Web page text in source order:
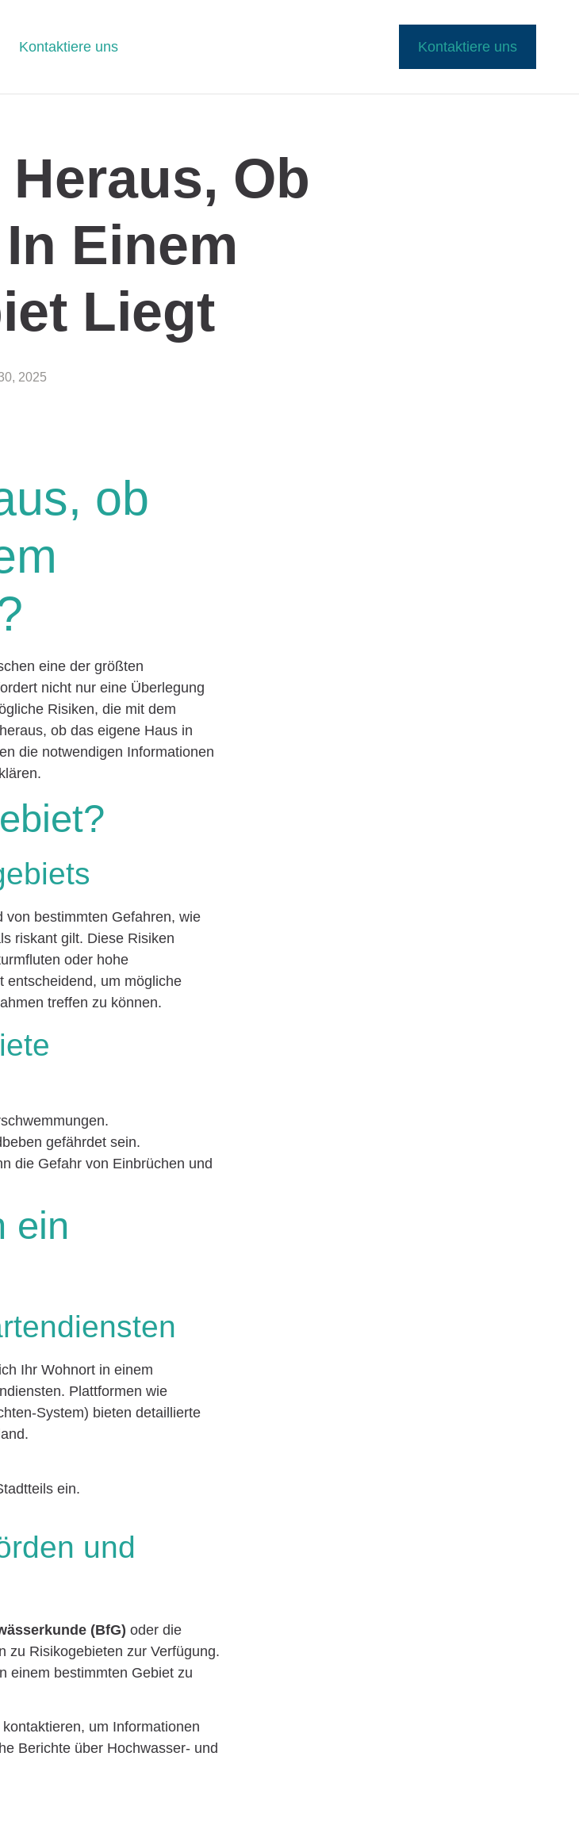
Kontaktiere uns Kontaktiere uns
Ob
Einem
Liegt
2025
ob
eine der größten
nicht nur eine Überlegung
Risiken, die mit dem
ob das eigene Haus in
die notwendigen Informationen
von bestimmten Gefahren, wie
riskant gilt. Diese Risiken
oder hohe
entscheidend, um mögliche
treffen zu können.
gefährdet sein.
die Gefahr von Einbrüchen und
ein
Ihr Wohnort in einem
Plattformen wie
System) bieten detaillierte
ein.
und
(BfG) oder die
zu Risikogebieten zur Verfügung.
einem bestimmten Gebiet zu
um Informationen
Berichte über Hochwasser- und